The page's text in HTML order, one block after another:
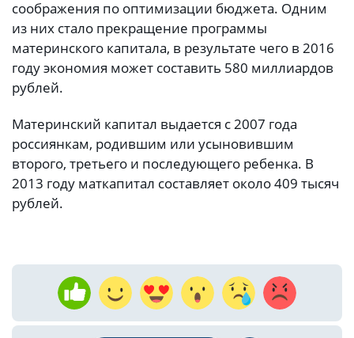
соображения по оптимизации бюджета. Одним
из них стало прекращение программы
материнского капитала, в результате чего в 2016
году экономия может составить 580 миллиардов
рублей.
Материнский капитал выдается с 2007 года
россиянкам, родившим или усыновившим
второго, третьего и последующего ребенка. В
2013 году маткапитал составляет около 409 тысяч
рублей.